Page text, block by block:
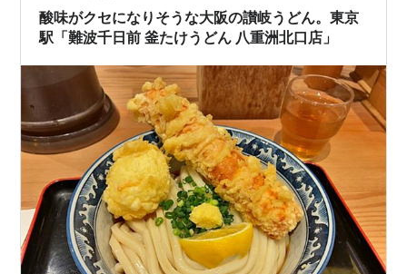
酸味がクセになりそうな大阪の讃岐うどん。東京
駅「難波千日前 釜たけうどん 八重洲北口店」